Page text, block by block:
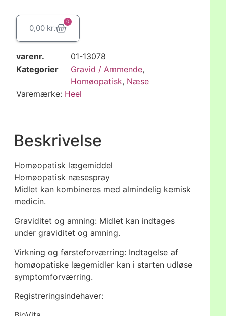
0,00 kr.
0
varenr.
01-13078
Kategorier
Gravid / Ammende,
Homøopatisk, Næse
Varemærke: Heel
Beskrivelse
Homøopatisk lægemiddel
Homøopatisk næsespray
Midlet kan kombineres med almindelig kemisk
medicin.
Graviditet og amning: Midlet kan indtages
under graviditet og amning.
Virkning og førsteforværring: Indtagelse af
homøopatiske lægemidler kan i starten udløse
symptomforværring.
Registreringsindehaver: